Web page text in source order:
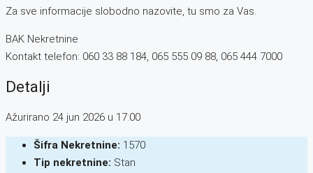
Za sve informacije slobodno nazovite, tu smo za Vas.
BAK Nekretnine
Kontakt telefon: 060 33 88 184, 065 555 09 88, 065 444 7000
Detalji
Ažurirano 24 jun 2026 u 17:00
Šifra Nekretnine: 1570
Tip nekretnine: Stan